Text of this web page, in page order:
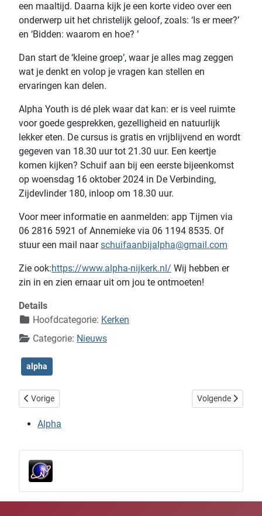
een maaltijd. Daarna kijk je een korte video over een
onderwerp uit het christelijk geloof, zoals: ‘Is er meer?’
en ‘Bidden: waarom en hoe? ’
Dan start de ‘kleine groep’, waar je alles mag zeggen
wat je denkt en volop je vragen kan stellen en
ervaringen kan delen.
Alpha Youth is dé plek waar dat kan: er is veel ruimte
voor goede gesprekken, gezelligheid en natuurlijk
lekker eten. De cursus is gratis en vrijblijvend en wordt
gegeven van 18.30 uur tot 21.30 uur. Een keertje
komen kijken? Schuif aan bij een eerste bijeenkomst
op woensdag 16 oktober 2024 in De Verbinding,
Zijdevlinder 180, inloop om 18.30 uur.
Voor meer informatie en aanmelden: app Tijmen via
06 2816 5921 of Annemieke via 06 1194 8535. Of
stuur een mail naarschuifaanbijalpha@gmail.com
Zie ook:https://www.alpha-nijkerk.nl/ Wij hebben er
zin in en zien ernaar uit om jou te ontmoeten!
Details
Hoofdcategorie: Kerken
Categorie: Nieuws
alpha
Vorig artikel: Verbinding met de pioniersplek bij de Hezenberg
Vorige Volgende artikel:
Volgende
Alpha